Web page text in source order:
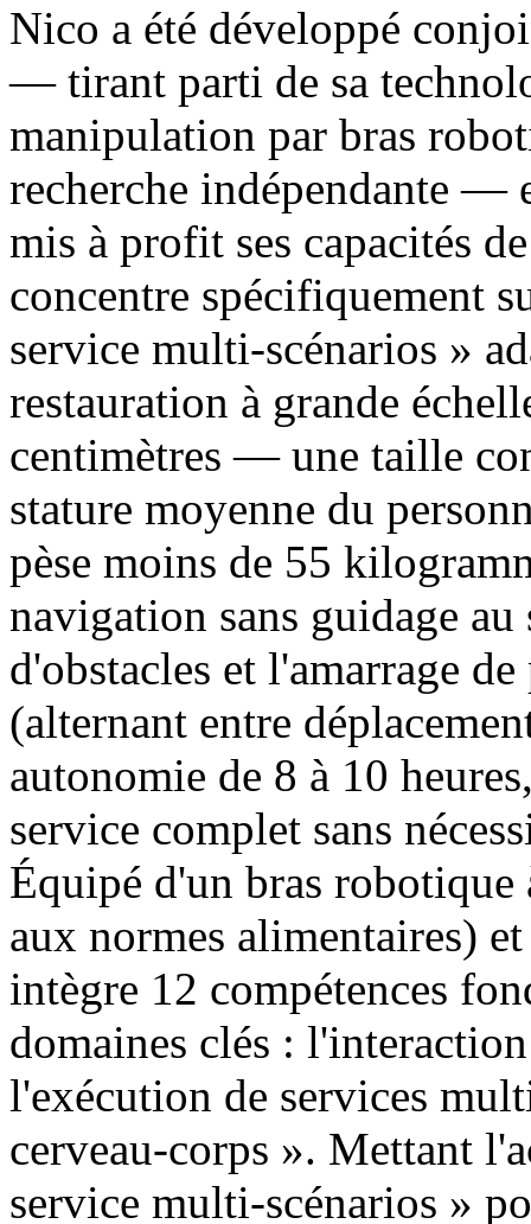
Nico a été développé
— tirant parti de sa
manipulation par bras
recherche indépendante —
mis à profit ses capacités
concentre spécifiquement
service multi-scénarios »
restauration à grande
centimètres — une taille
stature moyenne du
pèse moins de 55
navigation sans guidage
d'obstacles et l'amarrage
(alternant entre
autonomie de 8 à 10
service complet sans
Équipé d'un bras
aux normes alimentaires)
intègre 12 compétences
domaines clés :
l'exécution de services
cerveau-corps ». Mettant
service multi-scénarios »